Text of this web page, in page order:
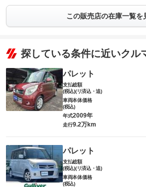
この販売店の在庫一覧を
探している条件に近いクル
パレット
支払総額
(税込)(リ済込・追)
車両本体価格
(税込)
年式2009年
走行9.2万km
パレット
支払総額
(税込)(リ済込・追)
車両本体価格
(税込)